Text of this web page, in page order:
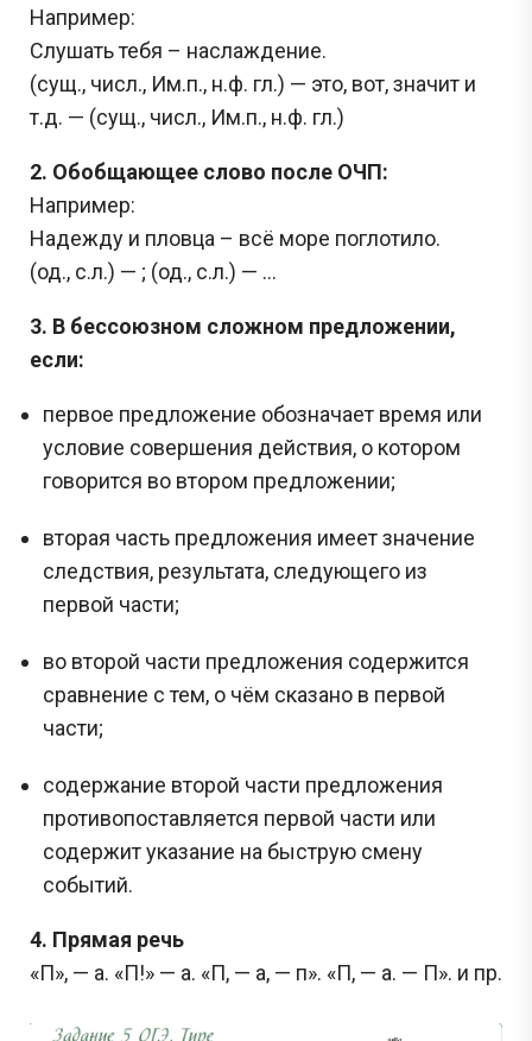
Например:
Слушать тебя – наслаждение.
(сущ., числ., Им.п., н.ф. гл.) — это, вот, значит и
т.д. — (сущ., числ., Им.п., н.ф. гл.)
2. Обобщающее слово после ОЧП:
Например:
Надежду и пловца – всё море поглотило.
(од., с.л.) — ; (од., с.л.) — …
3. В бессоюзном сложном предложении,
если:
первое предложение обозначает время или
условие совершения действия, о котором
говорится во втором предложении;
вторая часть предложения имеет значение
следствия, результата, следующего из
первой части;
во второй части предложения содержится
сравнение с тем, о чём сказано в первой
части;
содержание второй части предложения
противопоставляется первой части или
содержит указание на быструю смену
событий.
4. Прямая речь
«П», — а. «П!» — а. «П, — а, — п». «П, — а. — П». и пр.